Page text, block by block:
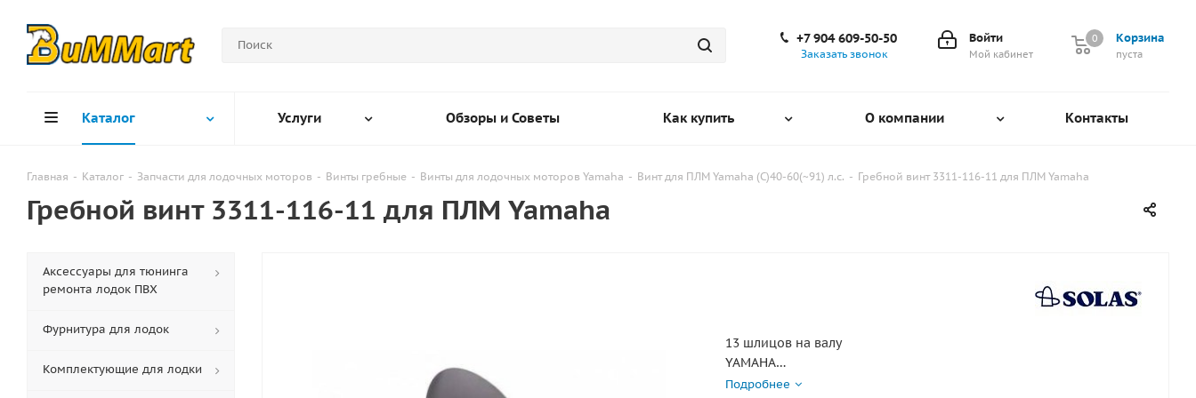
Корзина
0
пуста
0
Войти
Мой кабинет
+7 904 609-50-50
Заказать звонок
Каталог Услуги Обзоры и Советы Как купить О компании Контакты
Главная - Каталог - Запчасти для лодочных моторов - Винты гребные - Винты для лодочных моторов Yamaha - Винт для ПЛМ Yamaha (C)40-60(~91) л.с. - Гребной винт 3311-116-11 для ПЛМ Yamaha
Гребной винт 3311-116-11 для ПЛМ Yamaha
13 шлицов на валу
YAMAHA
T25 HP 2010 г. - наст. время
Подробнее
Аксессуары для тюнинга
ремонта лодок ПВХ
Фурнитура для лодок
Комплектующие для лодки